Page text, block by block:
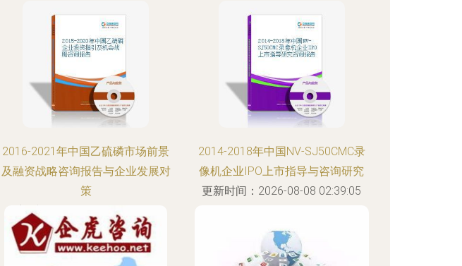
2016-2021年中国乙硫磷市场前景
及融资战略咨询报告与企业发展对
策
更新时间：2026-08-08 11:34:11
2014-2018年中国NV-SJ50CMC录
像机企业IPO上市指导与咨询研究
更新时间：2026-08-08 02:39:05